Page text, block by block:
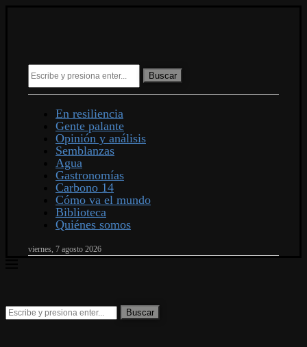
Buscar
En resiliencia
Gente palante
Opinión y análisis
Semblanzas
Agua
Gastronomías
Carbono 14
Cómo va el mundo
Biblioteca
Quiénes somos
viernes, 7 agosto 2026